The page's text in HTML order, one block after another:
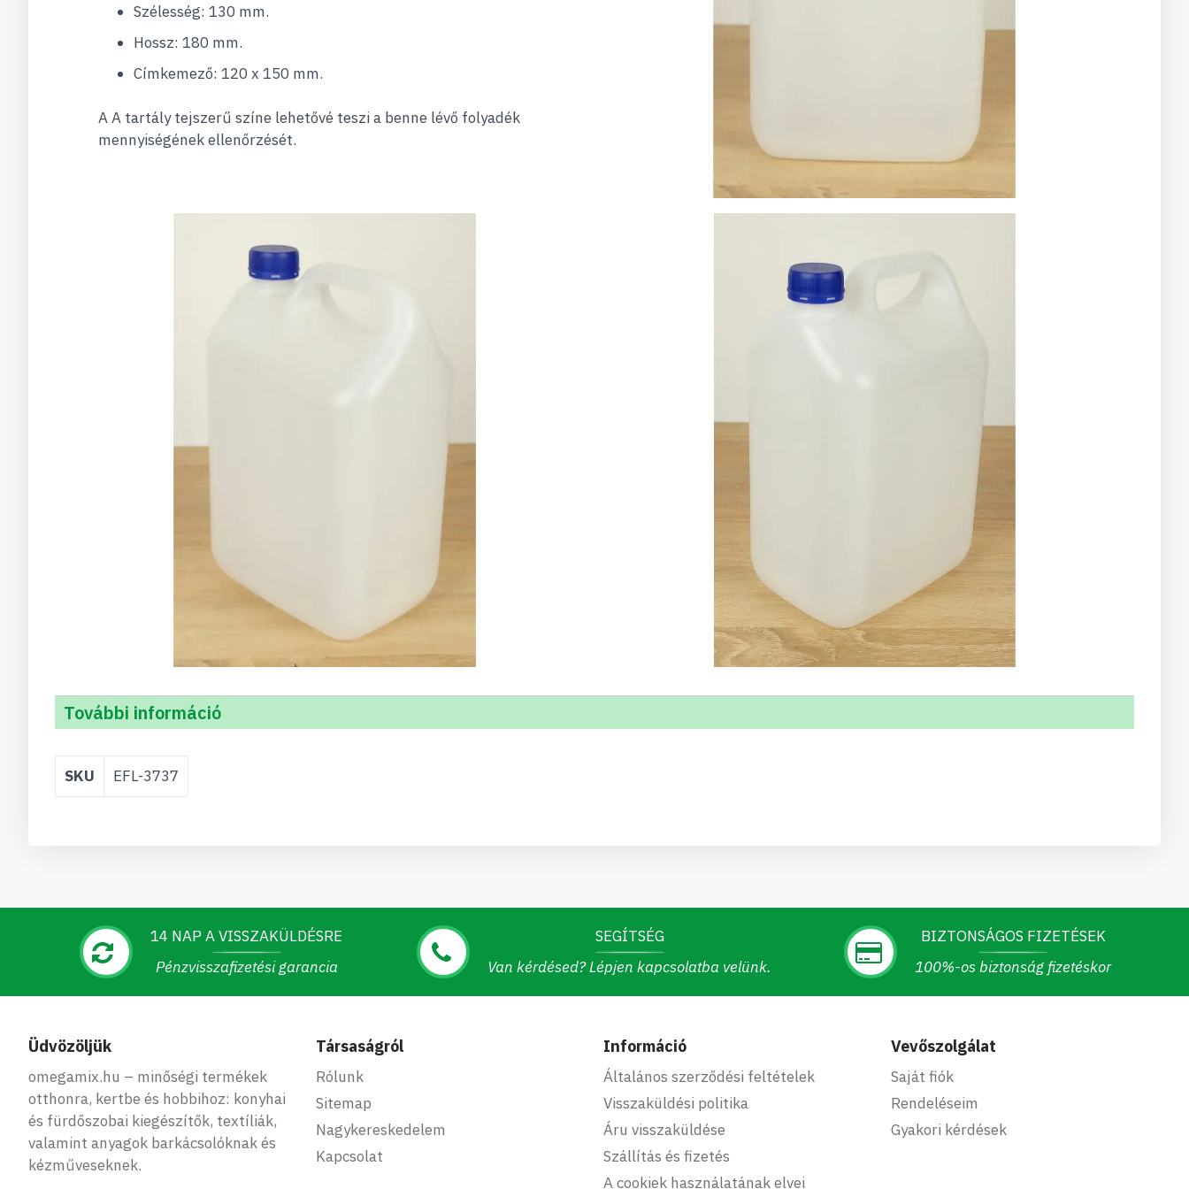
Szélesség: 130 mm.
Hossz: 180 mm.
Címkemező: 120 x 150 mm.
A A tartály tejszerű színe lehetővé teszi a benne lévő folyadék
mennyiségének ellenőrzését.
További információ
információ
SKU EFL-3737
14 NAP A VISSZAKÜLDÉSRE
Pénzvisszafizetési garancia
SEGÍTSÉG
Van kérdésed? Lépjen kapcsolatba velünk.
BIZTONSÁGOS FIZETÉSEK
100%-os biztonság fizetéskor
Üdvözöljük
omegamix.hu – minőségi termékek
otthonra, kertbe és hobbihoz: konyhai
és fürdőszobai kiegészítők, textíliák,
valamint anyagok barkácsolóknak és
kézműveseknek.
Társaságról
Rólunk
Sitemap
Nagykereskedelem
Kapcsolat
Információ
Általános szerződési feltételek
Visszaküldési politika
Áru visszaküldése
Szállítás és fizetés
A cookiek használatának elvei
Vevőszolgálat
Saját fiók
Rendeléseim
Gyakori kérdések